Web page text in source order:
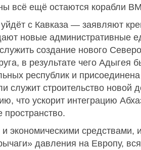
всё ещё остаются корабли
с Кавказа — заявляют
новые административные
создание нового
в результате чего Адыгея
республик и
служит строительство новой
что ускорит интеграцию
пространство.
экономическими средствами,
давления на Европу,